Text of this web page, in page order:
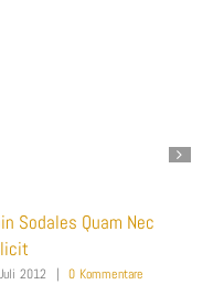
Praesent Et Urna Turpis
31. Juli 2012